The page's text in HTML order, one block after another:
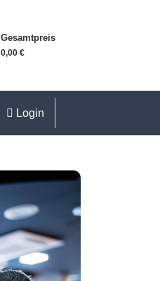
Gesamtpreis
0,00 €
Login